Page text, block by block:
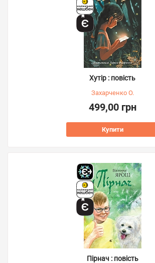
Хутір : повість
Захарченко О.
499,00 грн
Купити
Пірнач : повість